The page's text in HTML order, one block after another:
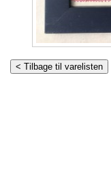
< Tilbage til varelisten